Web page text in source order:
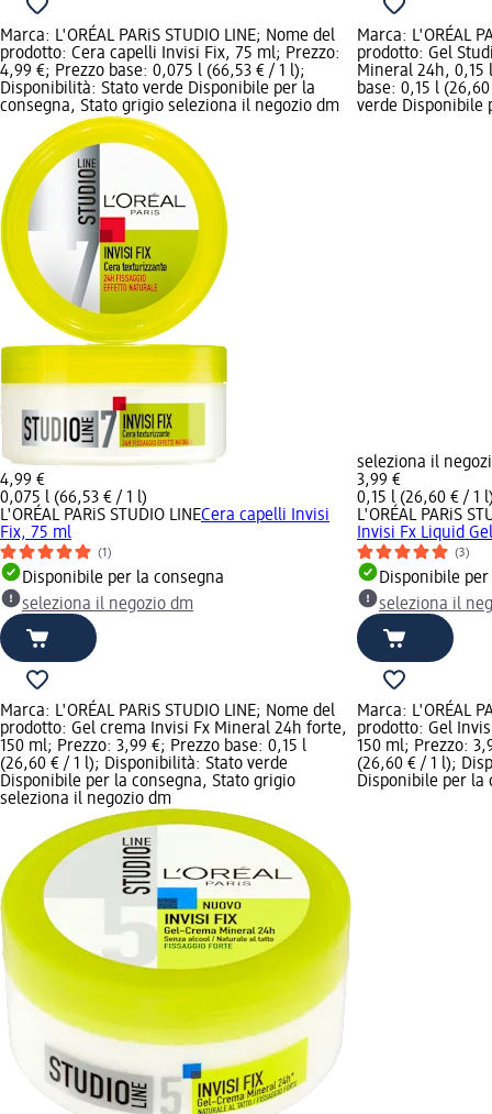
Marca: L'ORÉAL PARiS STUDIO LINE; Nome del
prodotto: Cera capelli Invisi Fix, 75 ml; Prezzo:
4,99 €; Prezzo base: 0,075 l (66,53 € / 1 l);
Disponibilità: Stato verde Disponibile per la
consegna, Stato grigio seleziona il negozio dm
4,99 €
0,075 l (66,53 € / 1 l)
L'ORÉAL PARiS STUDIO LINECera capelli Invisi
Fix, 75 ml
(1)
Disponibile per la consegna
seleziona il negozio dm
Marca: L'ORÉAL
prodotto: Gel
Mineral 24h, 0,15
base: 0,15 l
verde Disponibile
seleziona il
3,99 €
0,15 l (26,60 € / 1
L'ORÉAL PARiS
Invisi Fx Liquid
(3)
Disponibile
seleziona il
Marca: L'ORÉAL PARiS STUDIO LINE; Nome del
prodotto: Gel crema Invisi Fx Mineral 24h forte,
150 ml; Prezzo: 3,99 €; Prezzo base: 0,15 l
(26,60 € / 1 l); Disponibilità: Stato verde
Disponibile per la consegna, Stato grigio
seleziona il negozio dm
Marca: L'ORÉAL
prodotto: Gel
150 ml; Prezzo:
(26,60 € / 1 l);
Disponibile per la